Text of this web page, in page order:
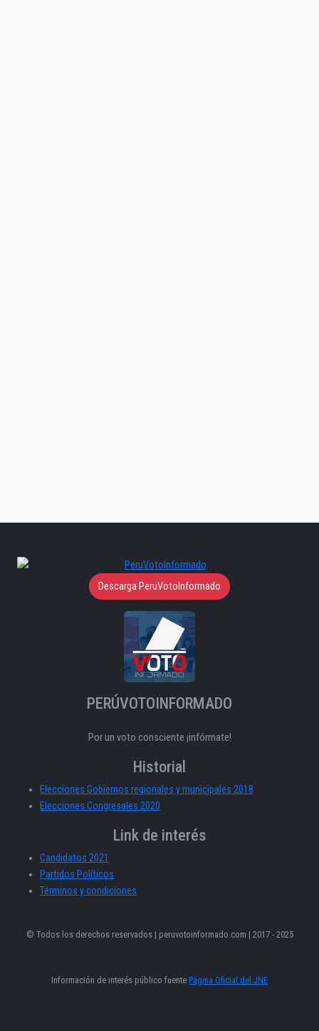
Descarga PeruVotoInformado
PERÚVOTOINFORMADO
Por un voto consciente ¡infórmate!
Historial
Elecciones Gobiernos regionales y municipales 2018
Elecciones Congresales 2020
Link de interés
Candidatos 2021
Partidos Políticos
Términos y condiciones
© Todos los derechos reservados | peruvotoinformado.com | 2017 - 2025
Información de interés público fuente Página Oficial del JNE